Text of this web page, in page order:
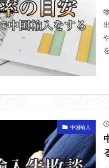
中国輸入